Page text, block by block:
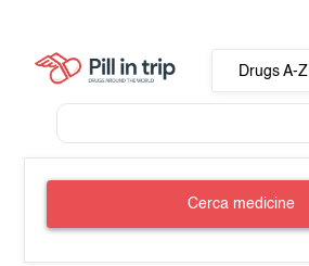
Drugs A-Z
Cerca medicine